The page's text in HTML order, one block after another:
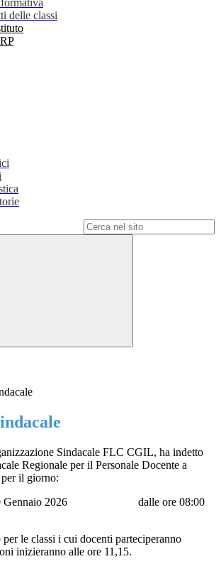
delle classi
Sindacale FLC CGIL, ha indetto
Regionale per il Personale Docente a
il giorno:
Gennaio 2026 dalle ore 08:00
le classi i cui docenti parteciperanno
inizieranno alle ore 11,15.